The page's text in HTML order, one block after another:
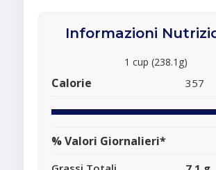
Informazioni
1 cup (238.1g)
Calorie 357
% Valori Giornalieri*